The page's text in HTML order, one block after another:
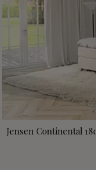
Jensen Continental